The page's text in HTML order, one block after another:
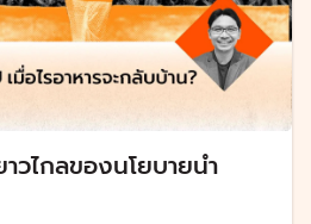
วไกลของนโยบายนำ